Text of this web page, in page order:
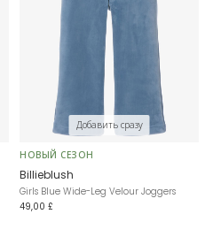
Добавить сразу
НОВЫЙ СЕЗОН
Billieblush
Girls Blue Wide-Leg Velour Joggers
49,00 £